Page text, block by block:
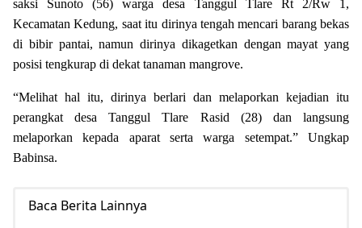
saksi Sunoto (56) warga desa Tanggul Tlare Rt 2/Rw 1,
Kecamatan Kedung, saat itu dirinya tengah mencari barang bekas
di bibir pantai, namun dirinya dikagetkan dengan mayat yang
posisi tengkurap di dekat tanaman mangrove.
“Melihat hal itu, dirinya berlari dan melaporkan kejadian itu
perangkat desa Tanggul Tlare Rasid (28) dan langsung
melaporkan kepada aparat serta warga setempat.” Ungkap
Babinsa.
Baca Berita Lainnya